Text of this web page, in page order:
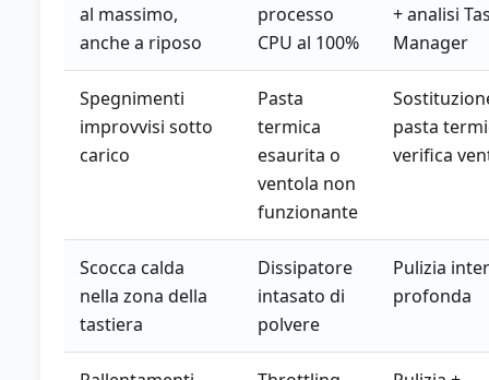
al massimo,
anche a riposo
processo
CPU al 100%
+ analisi
Manager
Spegnimenti
improvvisi sotto
carico
Pasta
termica
esaurita o
ventola non
funzionante
pasta
verifica
Scocca calda
nella zona della
tastiera
Dissipatore
intasato di
polvere
Pulizia
profonda